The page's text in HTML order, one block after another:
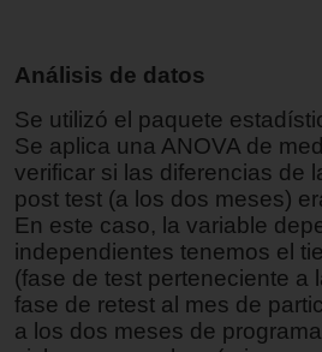
Análisis de datos
Se utilizó el paquete
Se aplica una ANOVA de
verificar si las diferencias de
post test (a los dos meses)
En este caso, la variable
independientes tenemos el
(fase de test perteneciente a
fase de retest al mes de
a los dos meses de